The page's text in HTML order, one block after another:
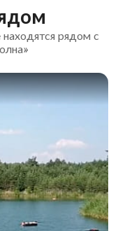
рядом с